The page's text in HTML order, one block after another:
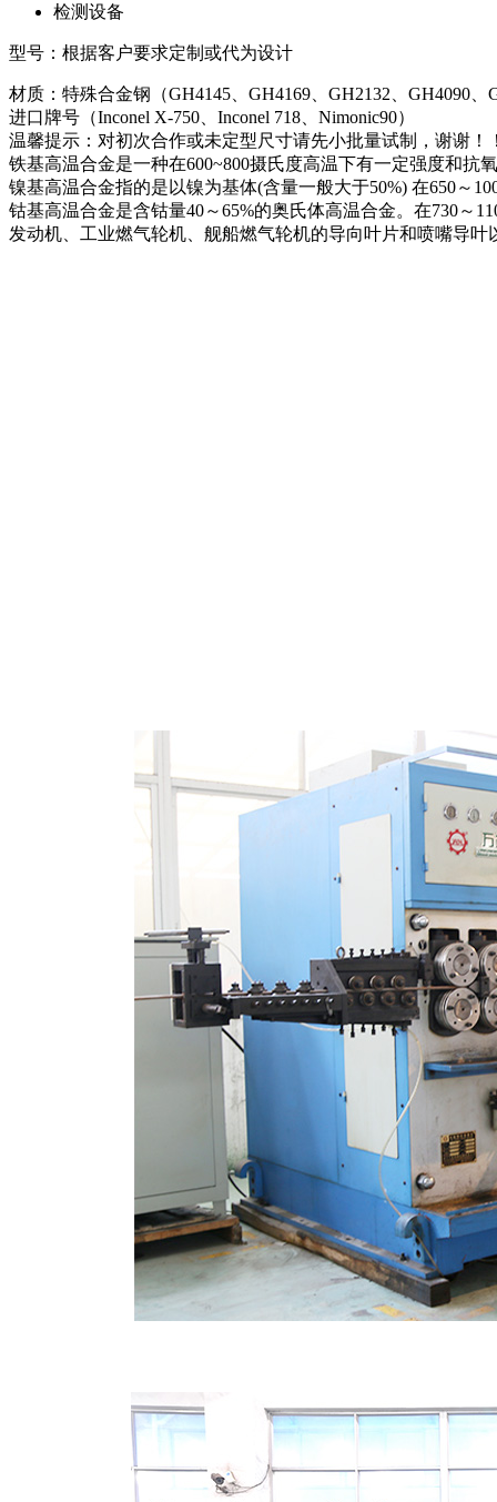
检测设备
型号：根据客户要求定制或代为设计
材质：特殊合金钢（GH4145、GH4169、GH2132、GH4090、
进口牌号（Inconel X-750、Inconel 718、Nimonic90）
温馨提示：对初次合作或未定型尺寸请先小批量试制，谢谢！
铁基高温合金是一种在600~800摄氏度高温下有一定强度和
镍基高温合金指的是以镍为基体(含量一般大于50%) 在650～
钴基高温合金是含钴量40～65%的奥氏体高温合金。在730～
发动机、工业燃气轮机、舰船燃气轮机的导向叶片和喷嘴导叶